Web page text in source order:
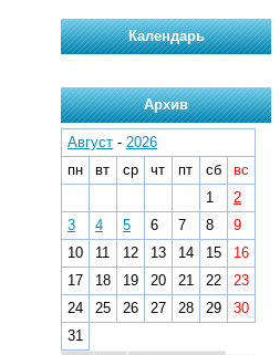
Календарь
Архив
Август - 2026
пн
вт ср чт пт сб
вс
1
2
3
4 5 6 7 8
9
10
11 12 13 14 15
16
17
18 19 20 21 22
23
24
25 26 27 28 29
30
31